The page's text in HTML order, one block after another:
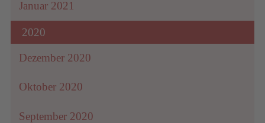
Januar 2021
2020
Dezember 2020
Oktober 2020
September 2020